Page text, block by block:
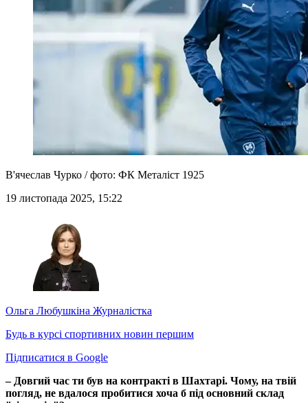
В'ячеслав Чурко / фото: ФК Металіст 1925
19 листопада 2025, 15:22
Ольга Любушкіна Журналістка
Будь в курсі спортивних новин першим
Підписатися в Google
– Довгий час ти був на контракті в Шахтарі. Чому, на твій
погляд, не вдалося пробитися хоча б під основний склад